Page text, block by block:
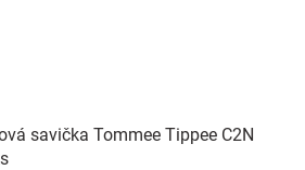
savička Tommee Tippee C2N